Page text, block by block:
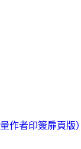
作者印簽扉頁版）